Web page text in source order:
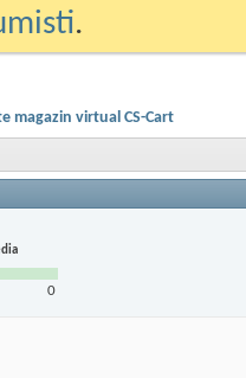
.
magazin virtual CS-Cart
0